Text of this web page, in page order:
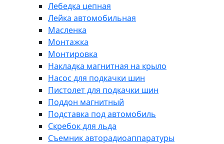
Лебедка цепная
Лейка автомобильная
Масленка
Монтажка
Монтировка
Накладка магнитная на крыло
Насос для подкачки шин
Пистолет для подкачки шин
Поддон магнитный
Подставка под автомобиль
Скребок для льда
Съемник авторадиоаппаратуры